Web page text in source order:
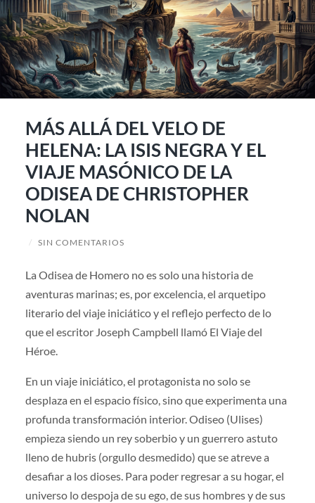
MÁS ALLÁ DEL VELO DE
HELENA: LA ISIS NEGRA Y EL
VIAJE MASÓNICO DE LA
ODISEA DE CHRISTOPHER
NOLAN
/ SIN COMENTARIOS
La Odisea de Homero no es solo una historia de
aventuras marinas; es, por excelencia, el arquetipo
literario del viaje iniciático y el reflejo perfecto de lo
que el escritor Joseph Campbell llamó El Viaje del
Héroe.
En un viaje iniciático, el protagonista no solo se
desplaza en el espacio físico, sino que experimenta una
profunda transformación interior. Odiseo (Ulises)
empieza siendo un rey soberbio y un guerrero astuto
lleno de hubris (orgullo desmedido) que se atreve a
desafiar a los dioses. Para poder regresar a su hogar, el
universo lo despoja de su ego, de sus hombres y de sus